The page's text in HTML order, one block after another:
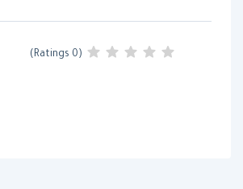
(0 Ratings)